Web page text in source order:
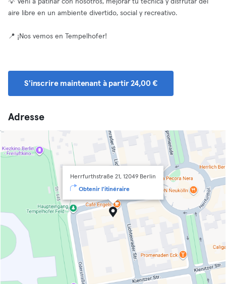
💡 Vení a patinar con nosotros, mejorar tu técnica y disfrutar del
aire libre en un ambiente divertido, social y recreativo.
📍 ¡Nos vemos en Tempelhofer!
S'inscrire maintenant à partir 24,00 €
Adresse
Herrfurthstraße 21, 12049 Berlin
Obtenir l'itinéraire